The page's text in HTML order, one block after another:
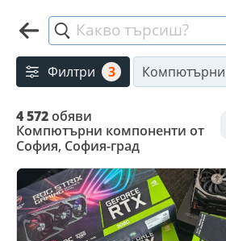
Какво търсиш?
Филтри 3 Компютърни
4 572обяви
Компютърни компоненти от
София, София-град